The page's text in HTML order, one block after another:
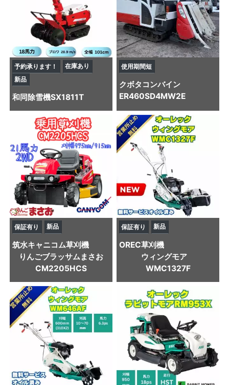
予約承ります！
在庫あり
新品
和同除雪機SX1811T
使用期間短
クボタ コンバイン
ER460SD4MW2E
保証有り 新品
筑水キャニコム草刈機
りんごブラッサムまさお
CM2205HCS
保証有り 新品
OREC草刈機
ウィングモア
WMC1327F